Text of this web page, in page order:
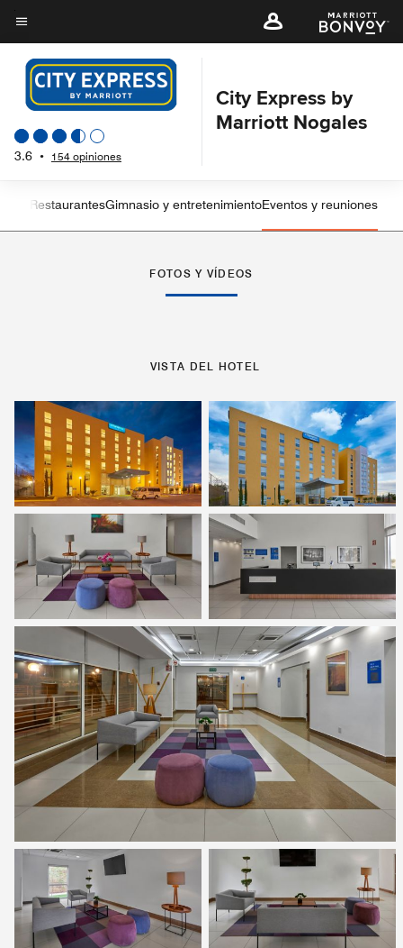
Skip
to
main
content
Texto del menú
3.6 • 154 opiniones
City Express by
Marriott Nogales
Flecha izquierda
RestaurantesGimnasio y entretenimientoEventos y reuniones
FOTOS Y VÍDEOS
VISTA DEL HOTEL